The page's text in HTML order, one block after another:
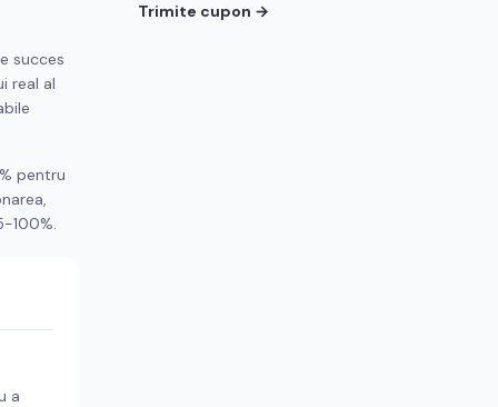
succes
real al
pentru
100%.
a
Trimite cupon →